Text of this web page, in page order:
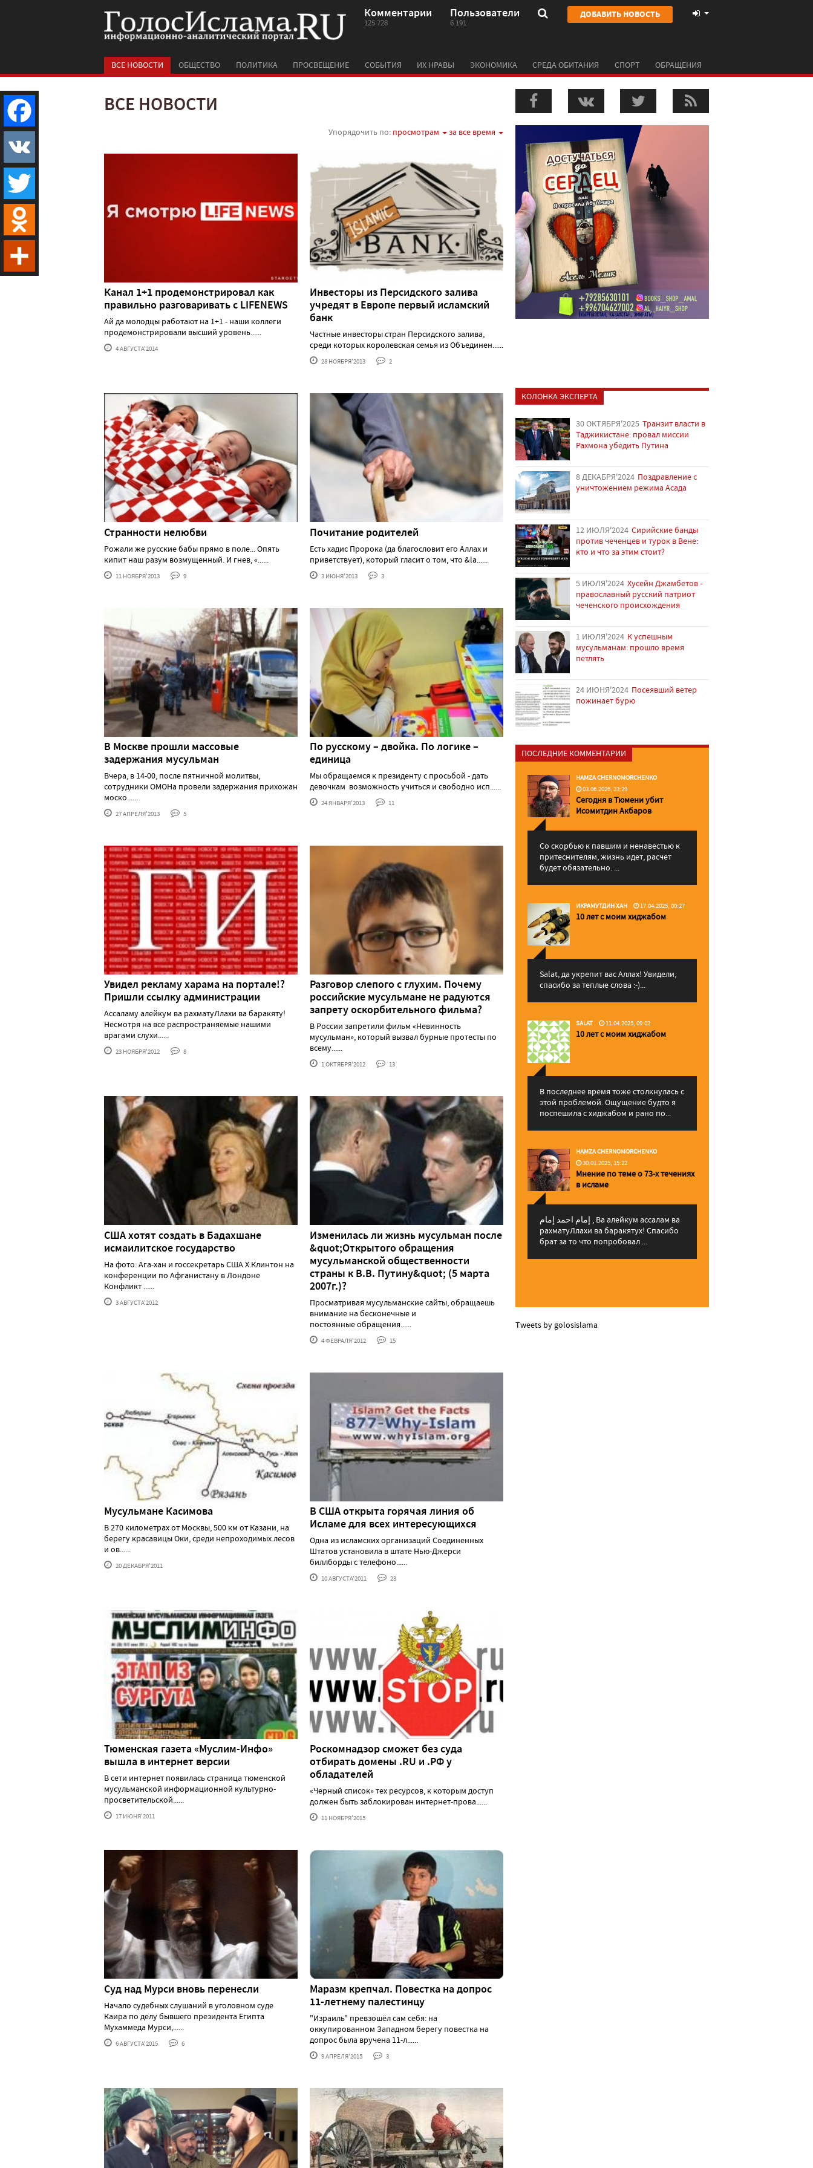
Комментарии
125 728
Пользователи
6 191
ДОБАВИТЬ НОВОСТЬ
ВСЕ НОВОСТИ ОБЩЕСТВО ПОЛИТИКА ПРОСВЕЩЕНИЕ СОБЫТИЯ ИХ НРАВЫ ЭКОНОМИКА СРЕДА ОБИТАНИЯ СПОРТ ОБРАЩЕНИЯ
ВСЕ НОВОСТИ
Упорядочить по: просмотрам за все время
Канал 1+1 продемонстрировал как
правильно разговаривать с LIFENEWS
Ай да молодцы работают на 1+1 - наши коллеги
продемонстрировали высший уровень......
4 АВГУСТА'2014
Инвесторы из Персидского залива
учредят в Европе первый исламский
банк
Частные инвесторы стран Персидского залива,
среди которых королевская семья из Объединен......
28 НОЯБРЯ'2013 2
Странности нелюбви
Рожали же русские бабы прямо в поле... Опять
кипит наш разум возмущенный. И гнев, «......
11 НОЯБРЯ'2013 9
Почитание родителей
Есть хадис Пророка (да благословит его Аллах и
приветствует), который гласит о том, что &la......
3 ИЮНЯ'2013 3
В Москве прошли массовые
задержания мусульман
Вчера, в 14-00, после пятничной молитвы,
сотрудники ОМОНа провели задержания прихожан
моско......
27 АПРЕЛЯ'2013 5
По русскому – двойка. По логике –
единица
Мы обращаемся к президенту с просьбой - дать
девочкам возможность учиться и свободно исп......
24 ЯНВАРЯ'2013 11
Увидел рекламу харама на портале!?
Пришли ссылку администрации
Ассаламу алейкум ва рахматуЛлахи ва баракяту!
Несмотря на все распространяемые нашими
врагами слухи......
23 НОЯБРЯ'2012 8
Разговор слепого с глухим. Почему
российские мусульмане не радуются
запрету оскорбительного фильма?
В России запретили фильм «Невинность
мусульман», который вызвал бурные протесты по
всему......
1 ОКТЯБРЯ'2012 13
США хотят создать в Бадахшане
исмаилитское государство
На фото: Ага-хан и госсекретарь США Х.Клинтон на
конференции по Афганистану в Лондоне
Конфликт ......
3 АВГУСТА'2012
Изменилась ли жизнь мусульман после
&quot;Открытого обращения
мусульманской общественности
страны к В.В. Путину&quot; (5 марта
2007г.)?
Просматривая мусульманские сайты, обращаешь
внимание на бесконечные и
постоянные обращения......
4 ФЕВРАЛЯ'2012 15
Мусульмане Касимова
В 270 километрах от Москвы, 500 км от Казани, на
берегу красавицы Оки, среди непроходимых лесов
и ов......
20 ДЕКАБРЯ'2011
В США открыта горячая линия об
Исламе для всех интересующихся
Одна из исламских организаций Соединенных
Штатов установила в штате Нью-Джерси
биллборды с телефоно......
10 АВГУСТА'2011 23
Тюменская газета «Муслим-Инфо»
вышла в интернет версии
В сети интернет появилась страница тюменской
мусульманской информационной культурно-
просветительской......
17 ИЮНЯ'2011
Роскомнадзор сможет без суда
отбирать домены .RU и .РФ у
обладателей
«Черный список» тех ресурсов, к которым доступ
должен быть заблокирован интернет-прова......
11 НОЯБРЯ'2015
Суд над Мурси вновь перенесли
Начало судебных слушаний в уголовном суде
Каира по делу бывшего президента Египта
Мухаммеда Мурси,......
6 АВГУСТА'2015 6
Маразм крепчал. Повестка на допрос
11-летнему палестинцу
"Израиль" превзошёл сам себя: на
оккупированном Западном берегу повестка на
допрос была вручена 11-л......
9 АПРЕЛЯ'2015 3
КОЛОНКА ЭКСПЕРТА
30 ОКТЯБРЯ'2025 Транзит власти в
Таджикистане: провал миссии
Рахмона убедить Путина
8 ДЕКАБРЯ'2024 Поздравление с
уничтожением режима Асада
12 ИЮЛЯ'2024 Сирийские банды
против чеченцев и турок в Вене:
кто и что за этим стоит?
5 ИЮЛЯ'2024 Хусейн Джамбетов -
православный русский патриот
чеченского происхождения
1 ИЮЛЯ'2024 К успешным
мусульманам: прошло время
петлять
24 ИЮНЯ'2024 Посеявший ветер
пожинает бурю
ПОСЛЕДНИЕ КОММЕНТАРИИ
HAMZA CHERNOMORCHENKO
03.06.2026, 23:29
Сегодня в Тюмени убит
Исомитдин Акбаров
Со скорбью к павшим и ненавестью к
притеснителям, жизнь идет, расчет
будет обязательно. ...
ИКРАМУТДИН ХАН 17.04.2025, 00:27
10 лет с моим хиджабом
Salat, да укрепит вас Аллаx! Увидели,
спасибо за теплые слова :-)...
SALAT 11.04.2025, 09:02
10 лет с моим хиджабом
В последнее время тоже столкнулась с
этой проблемой. Ощущение будто я
поспешила с хиджабом и рано по...
HAMZA CHERNOMORCHENKO
30.01.2025, 15:22
Мнение по теме о 73-х течениях
в исламе
إمام احمد إمام , Ва алейкум ассалам ва
рахматуЛлахи ва баракятух! Спасибо
брат за то что попробовал ...
Tweets by golosislama
Facebook
VK
Twitter
Odnoklassniki